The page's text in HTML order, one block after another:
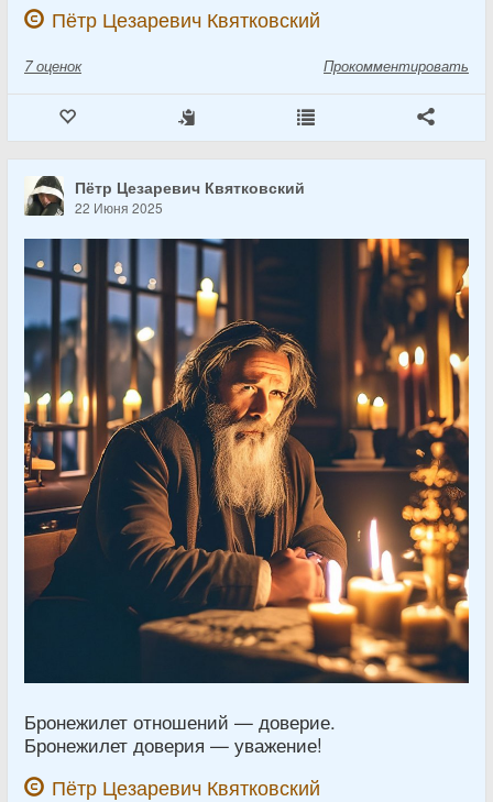
Пётр Цезаревич Квятковский
7 оценок Прокомментировать
Пётр Цезаревич Квятковский
22 Июня 2025
Бронежилет отношений — доверие.
Бронежилет доверия — уважение!
Пётр Цезаревич Квятковский